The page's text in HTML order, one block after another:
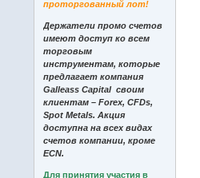
проторгованный лот!
Держатели промо счетов
имеют доступ ко всем
торговым
инструментам, которые
предлагает компания
Galleass Capital своим
клиентам – Forex, CFDs,
Spot Metals. Акция
доступна на всех видах
счетов компании, кроме
ECN.
Для принятия участия в